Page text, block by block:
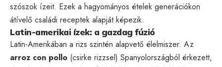
szószok ízeit. Ezek a hagyományos ételek generációkon
átívelő családi receptek alapját képezik.
Latin-amerikai ízek: a gazdag fúzió
Latin-Amerikában a rizs szintén alapvető élelmiszer. Az
arroz con pollo (csirke rizzsel) Spanyolországból érkezett,